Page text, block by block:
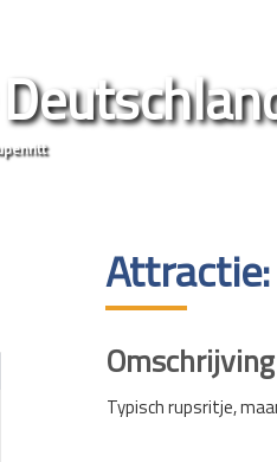
Omschrijving
Typisch rupsritje,